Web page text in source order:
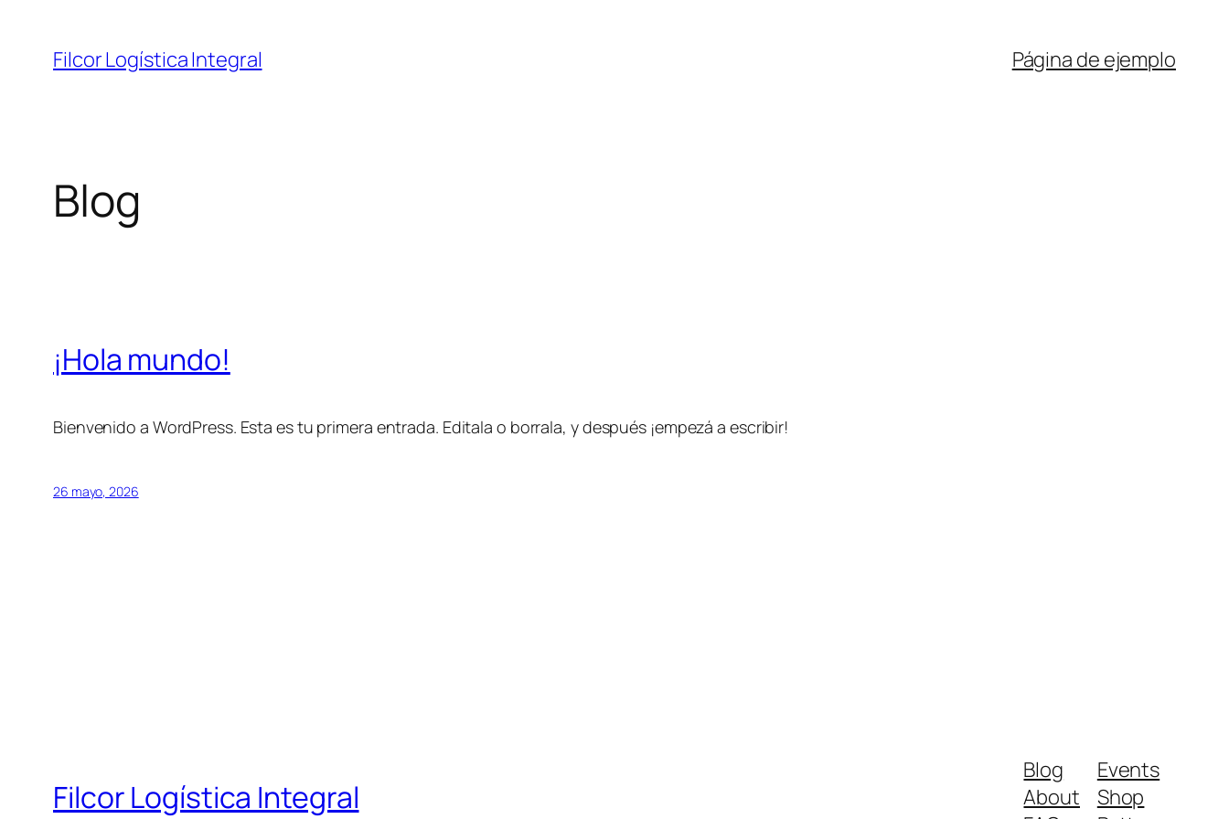
contenido
Filcor Logística Integral Página de ejemplo
Blog
¡Hola mundo!
Bienvenido a WordPress. Esta es tu primera entrada. Editala o borrala, y después ¡empezá a escribir!
26 mayo, 2026
Filcor Logística Integral
Blog
About
Events
Shop